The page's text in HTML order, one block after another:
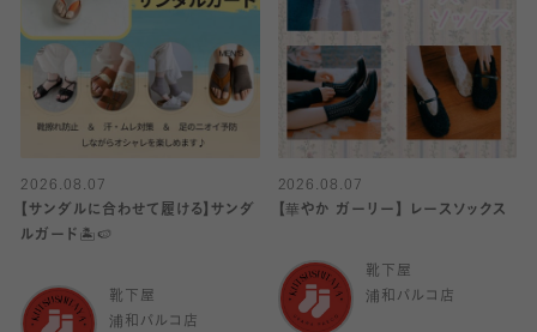
2026.08.07
【サンダルに合わせて履ける】サンダ
ルガード🏝️🍉
靴下屋
浦和パルコ店
2026.08.07
【華やか ガーリー】 レースソックス
靴下屋
浦和パルコ店